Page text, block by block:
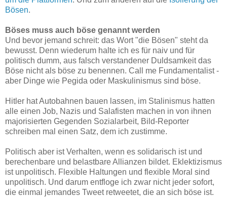
Bösen.
Böses muss auch böse genannt werden
Und bevor jemand schreit: das Wort "die Bösen" steht da
bewusst. Denn wiederum halte ich es für naiv und für
politisch dumm, aus falsch verstandener Duldsamkeit das
Böse nicht als böse zu benennen. Call me Fundamentalist -
aber Dinge wie Pegida oder Maskulinismus sind böse.
Hitler hat Autobahnen bauen lassen, im Stalinismus hatten
alle einen Job, Nazis und Salafisten machen in von ihnen
majorisierten Gegenden Sozialarbeit, Bild-Reporter
schreiben mal einen Satz, dem ich zustimme.
Politisch aber ist Verhalten, wenn es solidarisch ist und
berechenbare und belastbare Allianzen bildet. Eklektizismus
ist unpolitisch. Flexible Haltungen und flexible Moral sind
unpolitisch. Und darum entfloge ich zwar nicht jeder sofort,
die einmal jemandes Tweet retweetet, die an sich böse ist.